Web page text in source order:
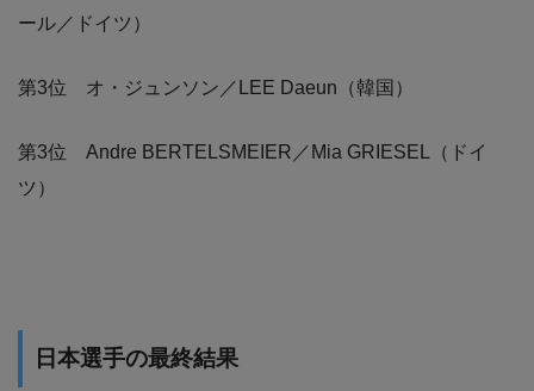
ール／ドイツ）
第3位 オ・ジュンソン／LEE Daeun（韓国）
第3位 Andre BERTELSMEIER／Mia GRIESEL（ドイ
ツ）
日本選手の最終結果